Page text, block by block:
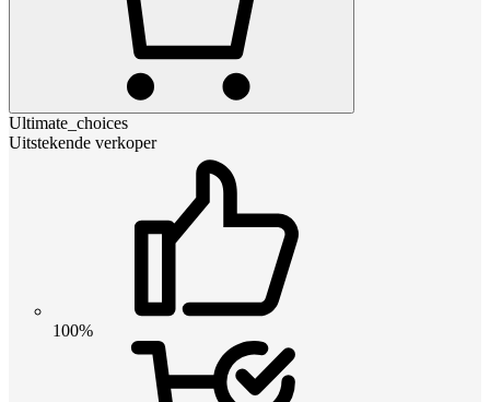
Ultimate_choices
Uitstekende verkoper
100%